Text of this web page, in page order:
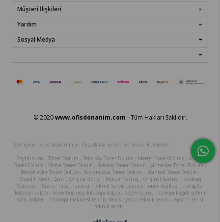
Müşteri İlişkileri
Yardım
Sosyal Medya
© 2020www.ofisdonanim.com - Tüm Hakları Saklıdır.
Danışman Büro Donanımları Pazarlama ve Teknik Servis Hizmetleri
Zeytinburnu Toner Dolum , Bakırköy Toner Dolum , Merter Toner Dolum , Avcılar
Toner Dolum , Florya Toner Dolum , Sefaköy Toner Dolum , Şirinevler Toner Dolum ,
Bahçelievler Toner Dolum , Bayrampaşa Toner Dolum , İstanbul Toner Dolum ,
Muadil Toner , Şerit , Orıjınal Toner , Muadil Kartuş , Orıjınal Kartuş , Fotokopi
Makinesi , Yazıcı , Faks , Tarayıcı , Teknik Servis , muadil toner merkezi , navigator
fotokopi kağıdı , xerox business fotokopi kağıdı , zeytinburnu fotokopi kağıdı yetkili
satış noktası , fotokopi makinesi teknik servis , yazıcı teknik servisi , epson l serisi
teknik servis